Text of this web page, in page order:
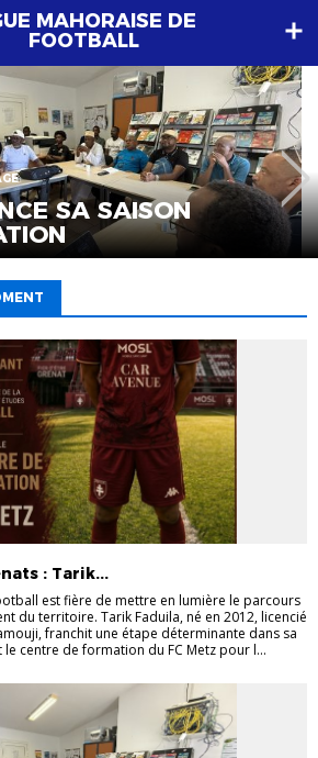
MAHORAISE DE
FOOTBALL
: Tarik...
est fière de mettre en lumière le parcours
du territoire. Tarik Faduila, né en 2012, licencié
franchit une étape déterminante dans sa
centre de formation du FC Metz pour l...